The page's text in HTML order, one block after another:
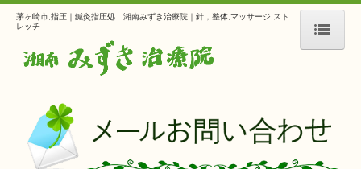
ホーム
当院の紹介
施術について
茅ヶ崎市,指圧｜鍼灸指圧処 湘南みずき治療院｜針，整体,マッサージ,スト
レッチ